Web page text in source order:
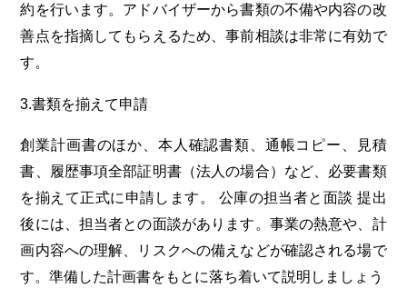
約を行います。アドバイザーから書類の不備や内容の改
善点を指摘してもらえるため、事前相談は非常に有効で
す。
3.書類を揃えて申請
創業計画書のほか、本人確認書類、通帳コピー、見積
書、履歴事項全部証明書（法人の場合）など、必要書類
を揃えて正式に申請します。
公庫の担当者と面談 提出
後には、担当者との面談があります。事業の熱意や、計
画内容への理解、リスクへの備えなどが確認される場で
す。準備した計画書をもとに落ち着いて説明しましょう